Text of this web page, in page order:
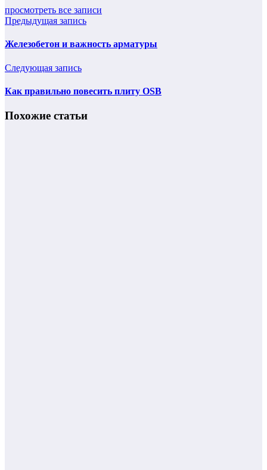
просмотреть все записи
Предыдущая запись
Железобетон и важность арматуры
Следующая запись
Как правильно повесить плиту OSB
Похожие статьи